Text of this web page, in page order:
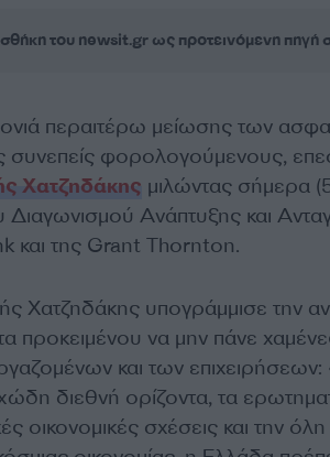
του newsit.gr ως προτεινόμενη πηγή
περαιτέρω μείωσης των
συνεπείς φορολογούμενους,
Χατζηδάκης μιλώντας σήμερα
Ανάπτυξης και
και της Grant Thornton.
Χατζηδάκης υπογράμμισε την
προκειμένου να μην πάνε
και των επιχειρήσεων:
διεθνή ορίζοντα, τα
οικονομικές σχέσεις και την